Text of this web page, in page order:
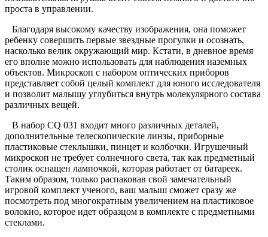
проста в управлении.
Благодаря высокому качеству изображения, она поможет
ребенку совершить первые звездные прогулки и осознать,
насколько велик окружающий мир. Кстати, в дневное время
его вполне можно использовать для наблюдения наземных
объектов. Микроскоп с набором оптических приборов
представляет собой целый комплект для юного исследователя
и позволит малышу углубиться внутрь молекулярного состава
различных вещей.
В набор CQ 031 входит много различных деталей,
дополнительные телескопические линзы, приборные
пластиковые стеклышки, пинцет и колбочки. Игрушечный
микроскоп не требует солнечного света, так как предметный
столик оснащен лампочкой, которая работает от батареек.
Таким образом, только распаковав свой замечательный
игровой комплект ученого, ваш малыш сможет сразу же
посмотреть под многократным увеличением на пластиковое
волокно, которое идет образцом в комплекте с предметными
стеклами.